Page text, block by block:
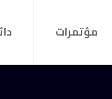
مؤتمرات